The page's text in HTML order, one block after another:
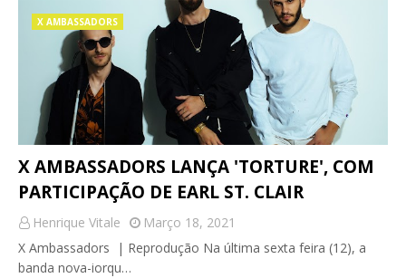
X AMBASSADORS
X AMBASSADORS LANÇA 'TORTURE', COM
PARTICIPAÇÃO DE EARL ST. CLAIR
Henrique Vitale
Março 18, 2021
X Ambassadors | Reprodução Na última sexta feira (12), a
banda nova-iorqu…